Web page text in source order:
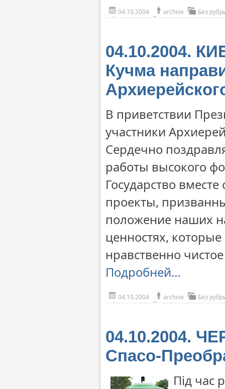
04.10.2004 archive Без
04.10.2004.
Кучма
В приветствии
участники
Сердечно
работы высокого
Государство
проекты,
положение наших
ценностях,
нравственно
Подробней…
04.10.2004 archive Без
04.10.2004.
Спасо-
Під час